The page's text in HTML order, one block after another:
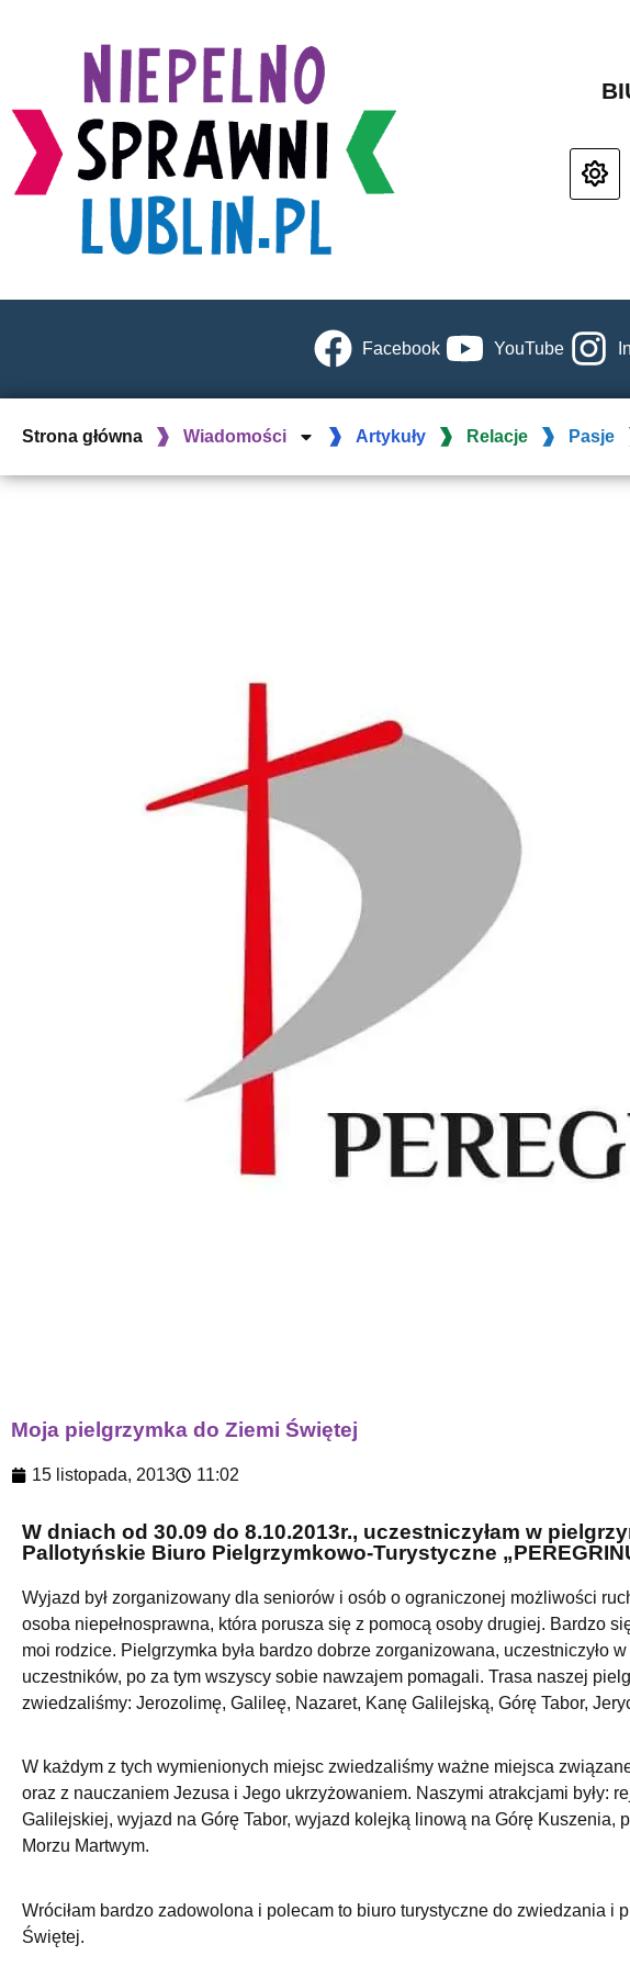
Facebook YouTube
Strona główna Wiadomości Artykuły Relacje Pasje
Moja pielgrzymka do Ziemi Świętej
15 listopada, 2013 11:02
W dniach od 30.09 do 8.10.2013r., uczestniczyłam w
Pallotyńskie Biuro Pielgrzymkowo-Turystyczne
Wyjazd był zorganizowany dla seniorów i osób o ograniczonej możliwości
osoba niepełnosprawna, która porusza się z pomocą osoby drugiej. Bardzo
moi rodzice. Pielgrzymka była bardzo dobrze zorganizowana, uczestniczyło
uczestników, po za tym wszyscy sobie nawzajem pomagali. Trasa naszej
zwiedzaliśmy: Jerozolimę, Galileę, Nazaret, Kanę Galilejską, Górę Tabor,
W każdym z tych wymienionych miejsc zwiedzaliśmy ważne miejsca
oraz z nauczaniem Jezusa i Jego ukrzyżowaniem. Naszymi atrakcjami były:
Galilejskiej, wyjazd na Górę Tabor, wyjazd kolejką linową na Górę Kuszenia,
Morzu Martwym.
Wróciłam bardzo zadowolona i polecam to biuro turystyczne do zwiedzania
Świętej.